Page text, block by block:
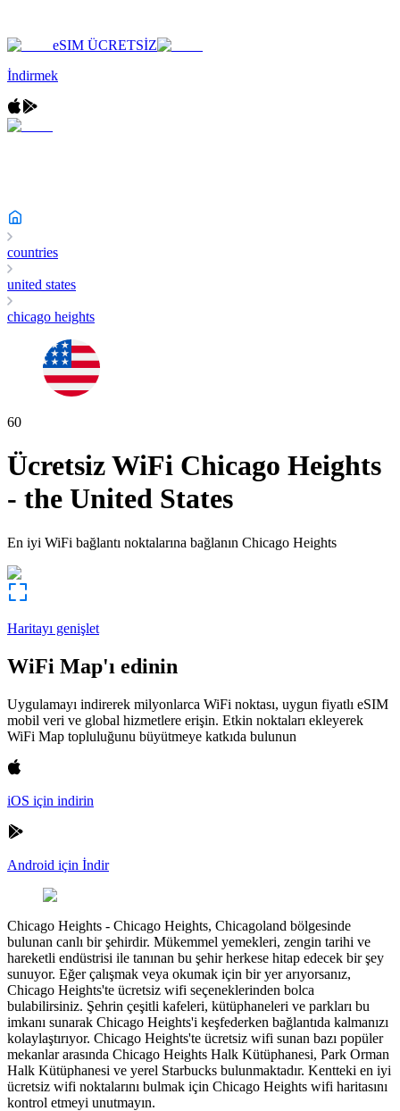
eSIM ÜCRETSİZ
İndirmek
countries
united states
chicago heights
60
Ücretsiz WiFi Chicago Heights
- the United States
En iyi WiFi bağlantı noktalarına bağlanın Chicago Heights
Haritayı genişlet
WiFi Map'ı edinin
Uygulamayı indirerek milyonlarca WiFi noktası, uygun fiyatlı eSIM
mobil veri ve global hizmetlere erişin. Etkin noktaları ekleyerek
WiFi Map topluluğunu büyütmeye katkıda bulunun
iOS için indirin
Android için İndir
Chicago Heights - Chicago Heights, Chicagoland bölgesinde
bulunan canlı bir şehirdir. Mükemmel yemekleri, zengin tarihi ve
hareketli endüstrisi ile tanınan bu şehir herkese hitap edecek bir şey
sunuyor. Eğer çalışmak veya okumak için bir yer arıyorsanız,
Chicago Heights'te ücretsiz wifi seçeneklerinden bolca
bulabilirsiniz. Şehrin çeşitli kafeleri, kütüphaneleri ve parkları bu
imkanı sunarak Chicago Heights'i keşfederken bağlantıda kalmanızı
kolaylaştırıyor. Chicago Heights'te ücretsiz wifi sunan bazı popüler
mekanlar arasında Chicago Heights Halk Kütüphanesi, Park Orman
Halk Kütüphanesi ve yerel Starbucks bulunmaktadır. Kentteki en iyi
ücretsiz wifi noktalarını bulmak için Chicago Heights wifi haritasını
kontrol etmeyi unutmayın.